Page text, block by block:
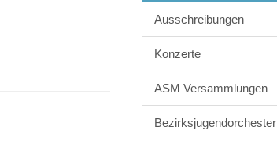
Ausschreibungen
Konzerte
ASM Versammlungen
Bezirksjugendorchester